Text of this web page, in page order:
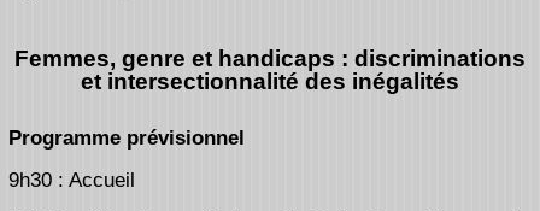
Femmes, genre et handicaps : discriminations
et intersectionnalité des inégalités
Programme prévisionnel
9h30 : Accueil